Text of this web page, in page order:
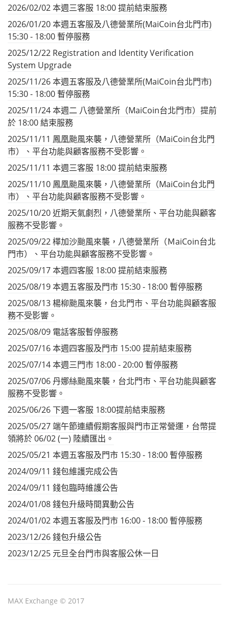
2026/02/02 本週三客服 18:00 提前結束服務
2026/01/20 本週五客服及八德營業所(MaiCoin台北門市)
15:30 - 18:00 暫停服務
2025/12/22 Registration and Identity Verification
System Upgrade
2025/11/26 本週五客服及八德營業所(MaiCoin台北門市)
15:30 - 18:00 暫停服務
2025/11/24 本週二 八德營業所（MaiCoin台北門市）提前
於 18:00 結束服務
2025/11/11 鳳凰颱風來襲，八德營業所（MaiCoin台北門
市）、平台功能與顧客服務不受影響。
2025/11/11 本週三客服 18:00 提前結束服務
2025/11/10 鳳凰颱風來襲，八德營業所（MaiCoin台北門
市）、平台功能與顧客服務不受影響。
2025/10/20 近期天氣劇烈，八德營業所、平台功能與顧客
服務不受影響。
2025/09/22 樺加沙颱風來襲，八德營業所（ＭaiCoin台北
門市）、平台功能與顧客服務不受影響。
2025/09/17 本週四客服 18:00 提前結束服務
2025/08/19 本週五客服及門市 15:30 - 18:00 暫停服務
2025/08/13 楊柳颱風來襲，台北門市、平台功能與顧客服
務不受影響。
2025/08/09 電話客服暫停服務
2025/07/16 本週四客服及門市 15:00 提前結束服務
2025/07/14 本週三門市 18:00 - 20:00 暫停服務
2025/07/06 丹娜絲颱風來襲，台北門市、平台功能與顧客
服務不受影響。
2025/06/26 下週一客服 18:00提前結束服務
2025/05/27 端午節連續假期客服與門市正常營運，台幣提
領將於 06/02 (一) 陸續匯出。
2025/05/21 本週五客服及門市 15:30 - 18:00 暫停服務
2024/09/11 錢包維護完成公告
2024/09/11 錢包臨時維護公告
2024/01/08 錢包升級時間異動公告
2024/01/02 本週五客服及門市 16:00 - 18:00 暫停服務
2023/12/26 錢包升級公告
2023/12/25 元旦全台門市與客服公休一日
MAX Exchange © 2017